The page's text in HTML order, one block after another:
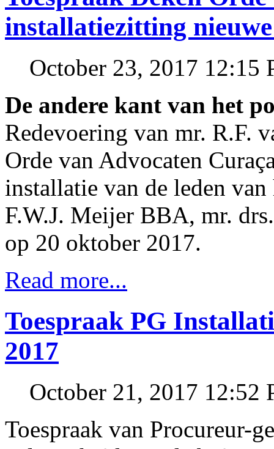
installatiezitting
October 23, 2017 12:15
De andere kant van het
Redevoering van mr. R.F.
Orde van Advocaten
installatie van de leden
F.W.J. Meijer BBA, mr.
op 20 oktober 2017.
Read more...
Toespraak PG
2017
October 21, 2017 12:52
Toespraak van Procureur-